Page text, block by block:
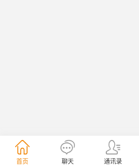
首页 聊天 通讯录